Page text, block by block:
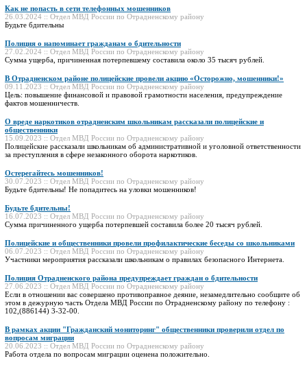
Как не попасть в сети телефонных мошенников
26.03.2024 :: Отдел МВД России по Отрадненскому району
Будьте бдительны
Полиция о напоминает гражданам о бдительности
27.02.2024 :: Отдел МВД России по Отрадненскому району
Сумма ущерба, причиненная потерпевшему составила около 35 тысяч рублей.
В Отрадненском районе полицейские провели акцию «Осторожно, мошенники!»
09.11.2023 :: Отдел МВД России по Отрадненскому району
Цель: повышение финансовой и правовой грамотности населения, предупреждение
фактов мошенничеств.
О вреде наркотиков отрадненским школьникам рассказали полицейские и
общественники
15.09.2023 :: Отдел МВД России по Отрадненскому району
Полицейские рассказали школьникам об административной и уголовной ответственности
за преступления в сфере незаконного оборота наркотиков.
Остерегайтесь мошенников!
30.07.2023 :: Отдел МВД России по Отрадненскому району
Будьте бдительны! Не попадитесь на уловки мошенников!
Будьте бдительны!
16.07.2023 :: Отдел МВД России по Отрадненскому району
Сумма причиненного ущерба потерпевшей составила более 20 тысяч рублей.
Полицейские и общественники провели профилактические беседы со школьниками
06.07.2023 :: Отдел МВД России по Отрадненскому району
Участники мероприятия рассказали школьникам о правилах безопасного Интернета.
Полиция Отрадненского района предупреждает граждан о бдительности
27.06.2023 :: Отдел МВД России по Отрадненскому району
Если в отношении вас совершено противоправное деяние, незамедлительно сообщите об
этом в дежурную часть Отдела МВД России по Отрадненскому району по телефону :
102,(886144) 3-32-00.
В рамках акции "Гражданский мониторинг" общественники проверили отдел по
вопросам миграции
20.06.2023 :: Отдел МВД России по Отрадненскому району
Работа отдела по вопросам миграции оценена положительно.